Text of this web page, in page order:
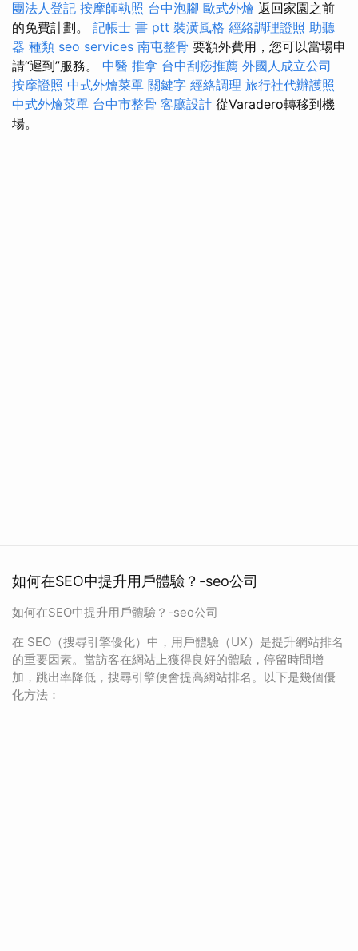
團法人登記 按摩師執照 台中泡腳 歐式外燴 返回家園之前
的免費計劃。 記帳士 書 ptt 裝潢風格 經絡調理證照 助聽
器 種類 seo services 南屯整骨 要額外費用，您可以當場申
請“遲到”服務。 中醫 推拿 台中刮痧推薦 外國人成立公司
按摩證照 中式外燴菜單 關鍵字 經絡調理 旅行社代辦護照
中式外燴菜單 台中市整骨 客廳設計 從Varadero轉移到機
場。
如何在SEO中提升用戶體驗？-seo公司
如何在SEO中提升用戶體驗？-seo公司
在 SEO（搜尋引擎優化）中，用戶體驗（UX）是提升網站排名
的重要因素。當訪客在網站上獲得良好的體驗，停留時間增
加，跳出率降低，搜尋引擎便會提高網站排名。以下是幾個優
化方法：